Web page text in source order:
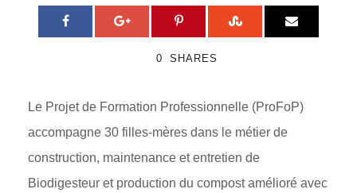
0 SHARES
Le Projet de Formation Professionnelle (ProFoP)
accompagne 30 filles-mères dans le métier de
construction, maintenance et entretien de
Biodigesteur et production du compost amélioré avec